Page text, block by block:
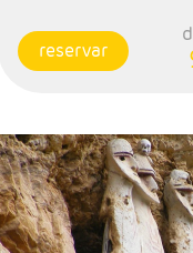
reservar
- Salidas: Diarias
- Ruta: 3 noches Lima,
3 noches Cuzco, 1
noche Aguas Calientes.
- Régimen: 11